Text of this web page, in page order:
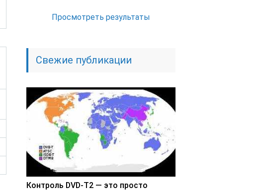
Просмотреть результаты
Свежие публикации
Контроль DVD-T2 — это просто